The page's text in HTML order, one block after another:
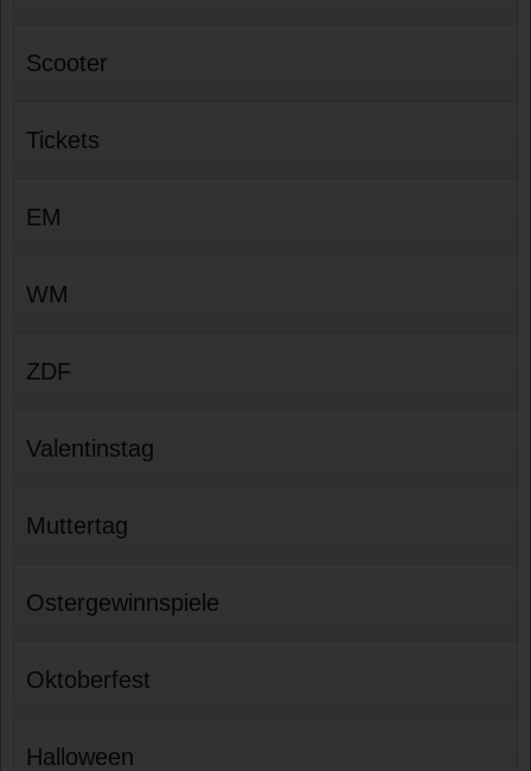
Scooter
Tickets
EM
WM
ZDF
Valentinstag
Muttertag
Ostergewinnspiele
Oktoberfest
Halloween